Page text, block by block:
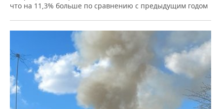
что на 11,3% больше по сравнению с предыдущим годом